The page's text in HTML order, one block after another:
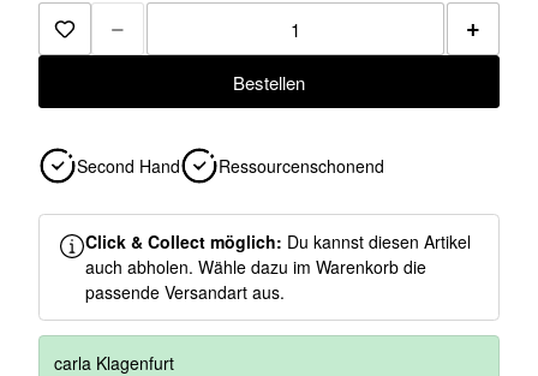
Zur Merkliste hinzufügen
− +
Bestellen
Second Hand Ressourcenschonend
Click & Collect möglich: Du kannst diesen Artikel
auch abholen. Wähle dazu im Warenkorb die
passende Versandart aus.
carla Klagenfurt